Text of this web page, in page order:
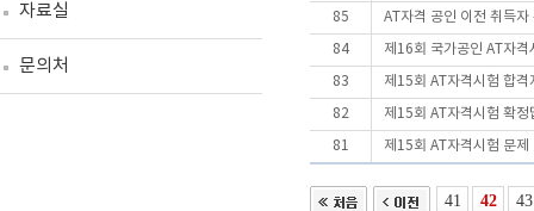
자료실
문의처
85 AT자격 공인 이전 취득자
84 제16회 국가공인 AT자격
83 제15회 AT자격시험 합격
82 제15회 AT자격시험 확정
81 제15회 AT자격시험 문
41 42 43